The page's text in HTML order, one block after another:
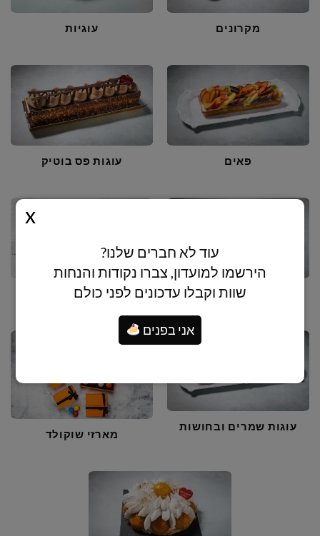
מקרונים עוגיות
פאים עוגות פס בוטיק
עוגות פס פטיסרי מארזי מתנה בוטיק
עוגות שמרים ובחושות
מארזי שוקולד
עוד לא חברים שלנו?
הירשמו למועדון, צברו נקודות והנחות
שוות וקבלו עדכונים לפני כולם
אני בפנים